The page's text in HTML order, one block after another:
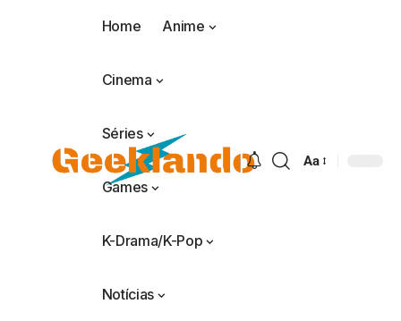
Home Anime
Cinema
Séries
Games
K-Drama/K-Pop
Notícias
Aa